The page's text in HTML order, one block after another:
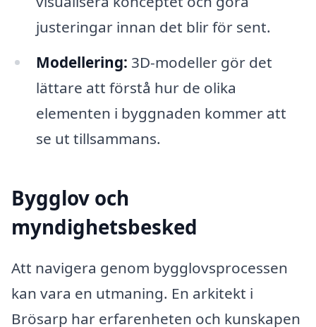
justeringar innan det blir för sent.
Modellering: 3D-modeller gör det
lättare att förstå hur de olika
elementen i byggnaden kommer att
se ut tillsammans.
Bygglov och
myndighetsbesked
Att navigera genom bygglovsprocessen
kan vara en utmaning. En arkitekt i
Brösarp har erfarenheten och kunskapen